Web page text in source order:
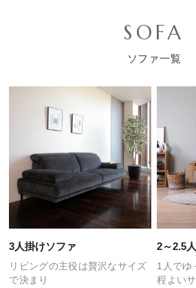
SOFA
ソファ一覧
3人掛けソファ
リビングの主役は贅沢なサイズ
で決まり
2～2.5
1人でゆ
程よい